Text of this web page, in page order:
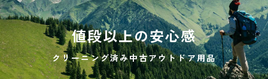
値段以上の安心感
クリーニング済み中古アウトドア用品